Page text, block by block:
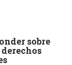
sobre